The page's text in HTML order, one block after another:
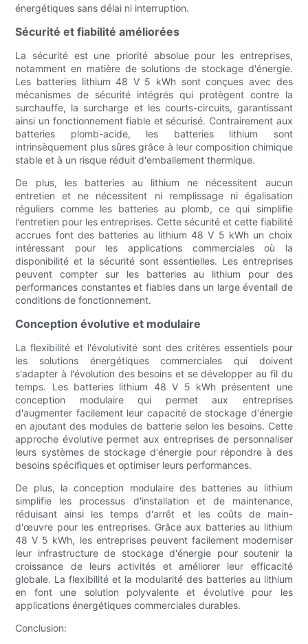
énergétiques sans délai ni interruption.
Sécurité et fiabilité améliorées
La sécurité est une priorité absolue pour les entreprises,
notamment en matière de solutions de stockage d'énergie.
Les batteries lithium 48 V 5 kWh sont conçues avec des
mécanismes de sécurité intégrés qui protègent contre la
surchauffe, la surcharge et les courts-circuits, garantissant
ainsi un fonctionnement fiable et sécurisé. Contrairement aux
batteries plomb-acide, les batteries lithium sont
intrinsèquement plus sûres grâce à leur composition chimique
stable et à un risque réduit d'emballement thermique.
De plus, les batteries au lithium ne nécessitent aucun
entretien et ne nécessitent ni remplissage ni égalisation
réguliers comme les batteries au plomb, ce qui simplifie
l'entretien pour les entreprises. Cette sécurité et cette fiabilité
accrues font des batteries au lithium 48 V 5 kWh un choix
intéressant pour les applications commerciales où la
disponibilité et la sécurité sont essentielles. Les entreprises
peuvent compter sur les batteries au lithium pour des
performances constantes et fiables dans un large éventail de
conditions de fonctionnement.
Conception évolutive et modulaire
La flexibilité et l'évolutivité sont des critères essentiels pour
les solutions énergétiques commerciales qui doivent
s'adapter à l'évolution des besoins et se développer au fil du
temps. Les batteries lithium 48 V 5 kWh présentent une
conception modulaire qui permet aux entreprises
d'augmenter facilement leur capacité de stockage d'énergie
en ajoutant des modules de batterie selon les besoins. Cette
approche évolutive permet aux entreprises de personnaliser
leurs systèmes de stockage d'énergie pour répondre à des
besoins spécifiques et optimiser leurs performances.
De plus, la conception modulaire des batteries au lithium
simplifie les processus d'installation et de maintenance,
réduisant ainsi les temps d'arrêt et les coûts de main-
d'œuvre pour les entreprises. Grâce aux batteries au lithium
48 V 5 kWh, les entreprises peuvent facilement moderniser
leur infrastructure de stockage d'énergie pour soutenir la
croissance de leurs activités et améliorer leur efficacité
globale. La flexibilité et la modularité des batteries au lithium
en font une solution polyvalente et évolutive pour les
applications énergétiques commerciales durables.
Conclusion: